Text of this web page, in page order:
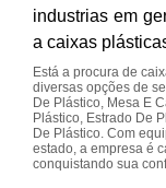
industrias em
a caixas
Está a procura de
diversas opções de
De Plástico, Mesa E
Plástico, Estrado De
De Plástico. Com
estado, a empresa é
conquistando sua